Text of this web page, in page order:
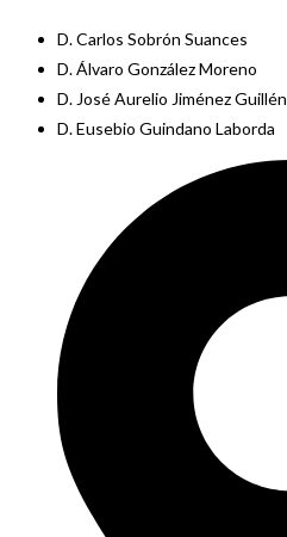
D. Carlos Sobrón Suances
D. Álvaro González Moreno
D. José Aurelio Jiménez Guillén
D. Eusebio Guindano Laborda